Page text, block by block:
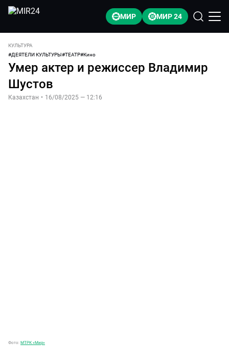
МИР МИР 24
КУЛЬТУРА
#ДЕЯТЕЛИ КУЛЬТУРЫ#ТЕАТР#Кино
Умер актер и режиссер Владимир
Шустов
Казахстан • 16/08/2025 — 12:16
Фото: МТРК «Мир»